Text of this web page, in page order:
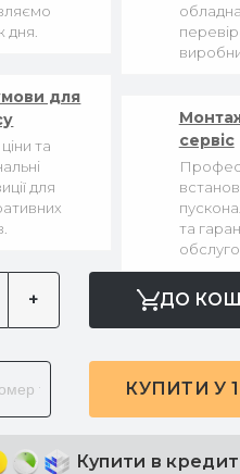
дня.
для
та
для
сервіс
та
+ ДО
КУПИТИ У
Купити в кредит